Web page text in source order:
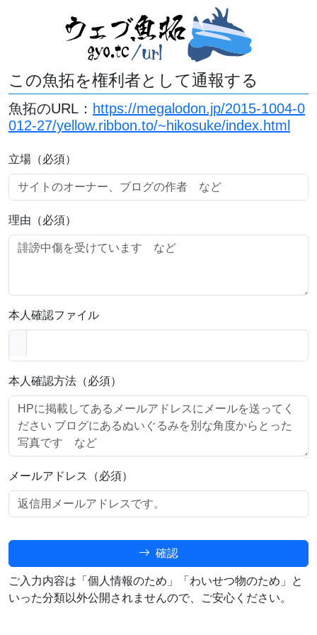
この魚拓を権利者として通報する
魚拓のURL： https://megalodon.jp/2015-1004-0
012-27/yellow.ribbon.to/~hikosuke/index.html
立場（必須）
理由（必須）
本人確認ファイル
本人確認方法（必須）
メールアドレス（必須）
確認
ご入力内容は「個人情報のため」「わいせつ物のため」と
いった分類以外公開されませんので、ご安心ください。